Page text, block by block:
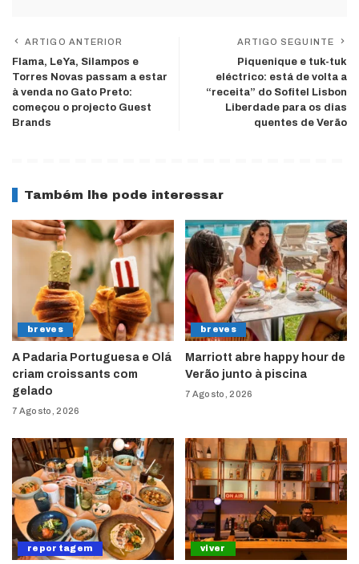
ARTIGO ANTERIOR
Flama, LeYa, Silampos e
Torres Novas passam a estar
à venda no Gato Preto:
começou o projecto Guest
Brands
ARTIGO SEGUINTE
Piquenique e tuk-tuk
eléctrico: está de volta a
“receita” do Sofitel Lisbon
Liberdade para os dias
quentes de Verão
Também lhe pode interessar
breves
A Padaria Portuguesa e Olá
criam croissants com
gelado
7 Agosto, 2026
breves
Marriott abre happy hour de
Verão junto à piscina
7 Agosto, 2026
reportagem viver